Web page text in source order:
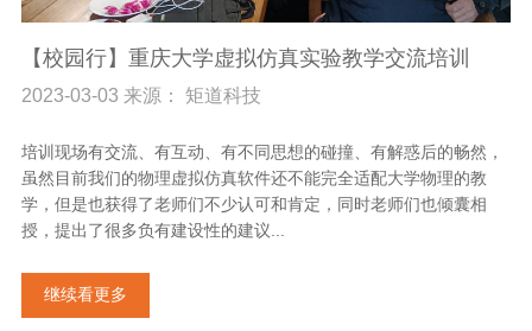
【校园行】重庆大学虚拟仿真实验教学交流培训
2023-03-03 来源： 矩道科技
培训现场有交流、有互动、有不同思想的碰撞、有解惑后的畅然，
虽然目前我们的物理虚拟仿真软件还不能完全适配大学物理的教
学，但是也获得了老师们不少认可和肯定，同时老师们也倾囊相
授，提出了很多负有建设性的建议...
继续看更多